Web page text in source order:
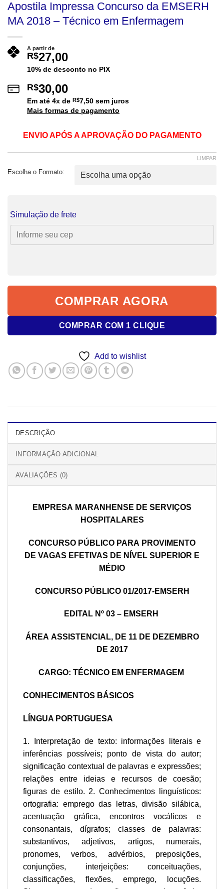
Apostila Impressa Concurso da EMSERH
MA 2018 – Técnico em Enfermagem
A partir de
R$27,00
10% de desconto no PIX
R$30,00
Em até 4x de R$7,50 sem juros
Mais formas de pagamento
ENVIO APÓS A APROVAÇÃO DO PAGAMENTO
Escolha o Formato:
LIMPAR
Simulação de frete
COMPRAR AGORA
COMPRAR COM 1 CLIQUE
Add to wishlist
DESCRIÇÃO
INFORMAÇÃO ADICIONAL
AVALIAÇÕES (0)
EMPRESA MA RA NHENSE D E SERVIÇOS
HOSPITALARES
CONCURSO PÚBLICO PARA PROVIMENTO
DE VAGAS E FETIVAS DE NÍVEL SUPERIOR E
M ÉDIO
CONCURSO PÚBLICO 01/2017-EMSERH
EDITAL Nº 03 – EMSERH
ÁREA ASSISTENCIAL, DE 11 DE DEZEMBRO
DE 2017
CARGO: TÉCNICO EM ENFERMAGEM
CONHECIMENTOS BÁSICOS
LÍNGUA PORTUGUESA
1. Interpretação de texto: informações literais e
inferências possíveis; ponto de vista do autor;
significação contextual de palavras e expressões;
relações entre ideias e recursos de coesão;
figuras de estilo. 2. Conhecimentos linguísticos:
ortografia: emprego das letras, divisão silábica,
acentuação gráfica, encontros vocálicos e
consonantais, dígrafos; classes de palavras:
substantivos, adjetivos, artigos, numerais,
pronomes, verbos, advérbios, preposições,
conjunções, interjeições: conceituações,
classificações, flexões, emprego, locuções.